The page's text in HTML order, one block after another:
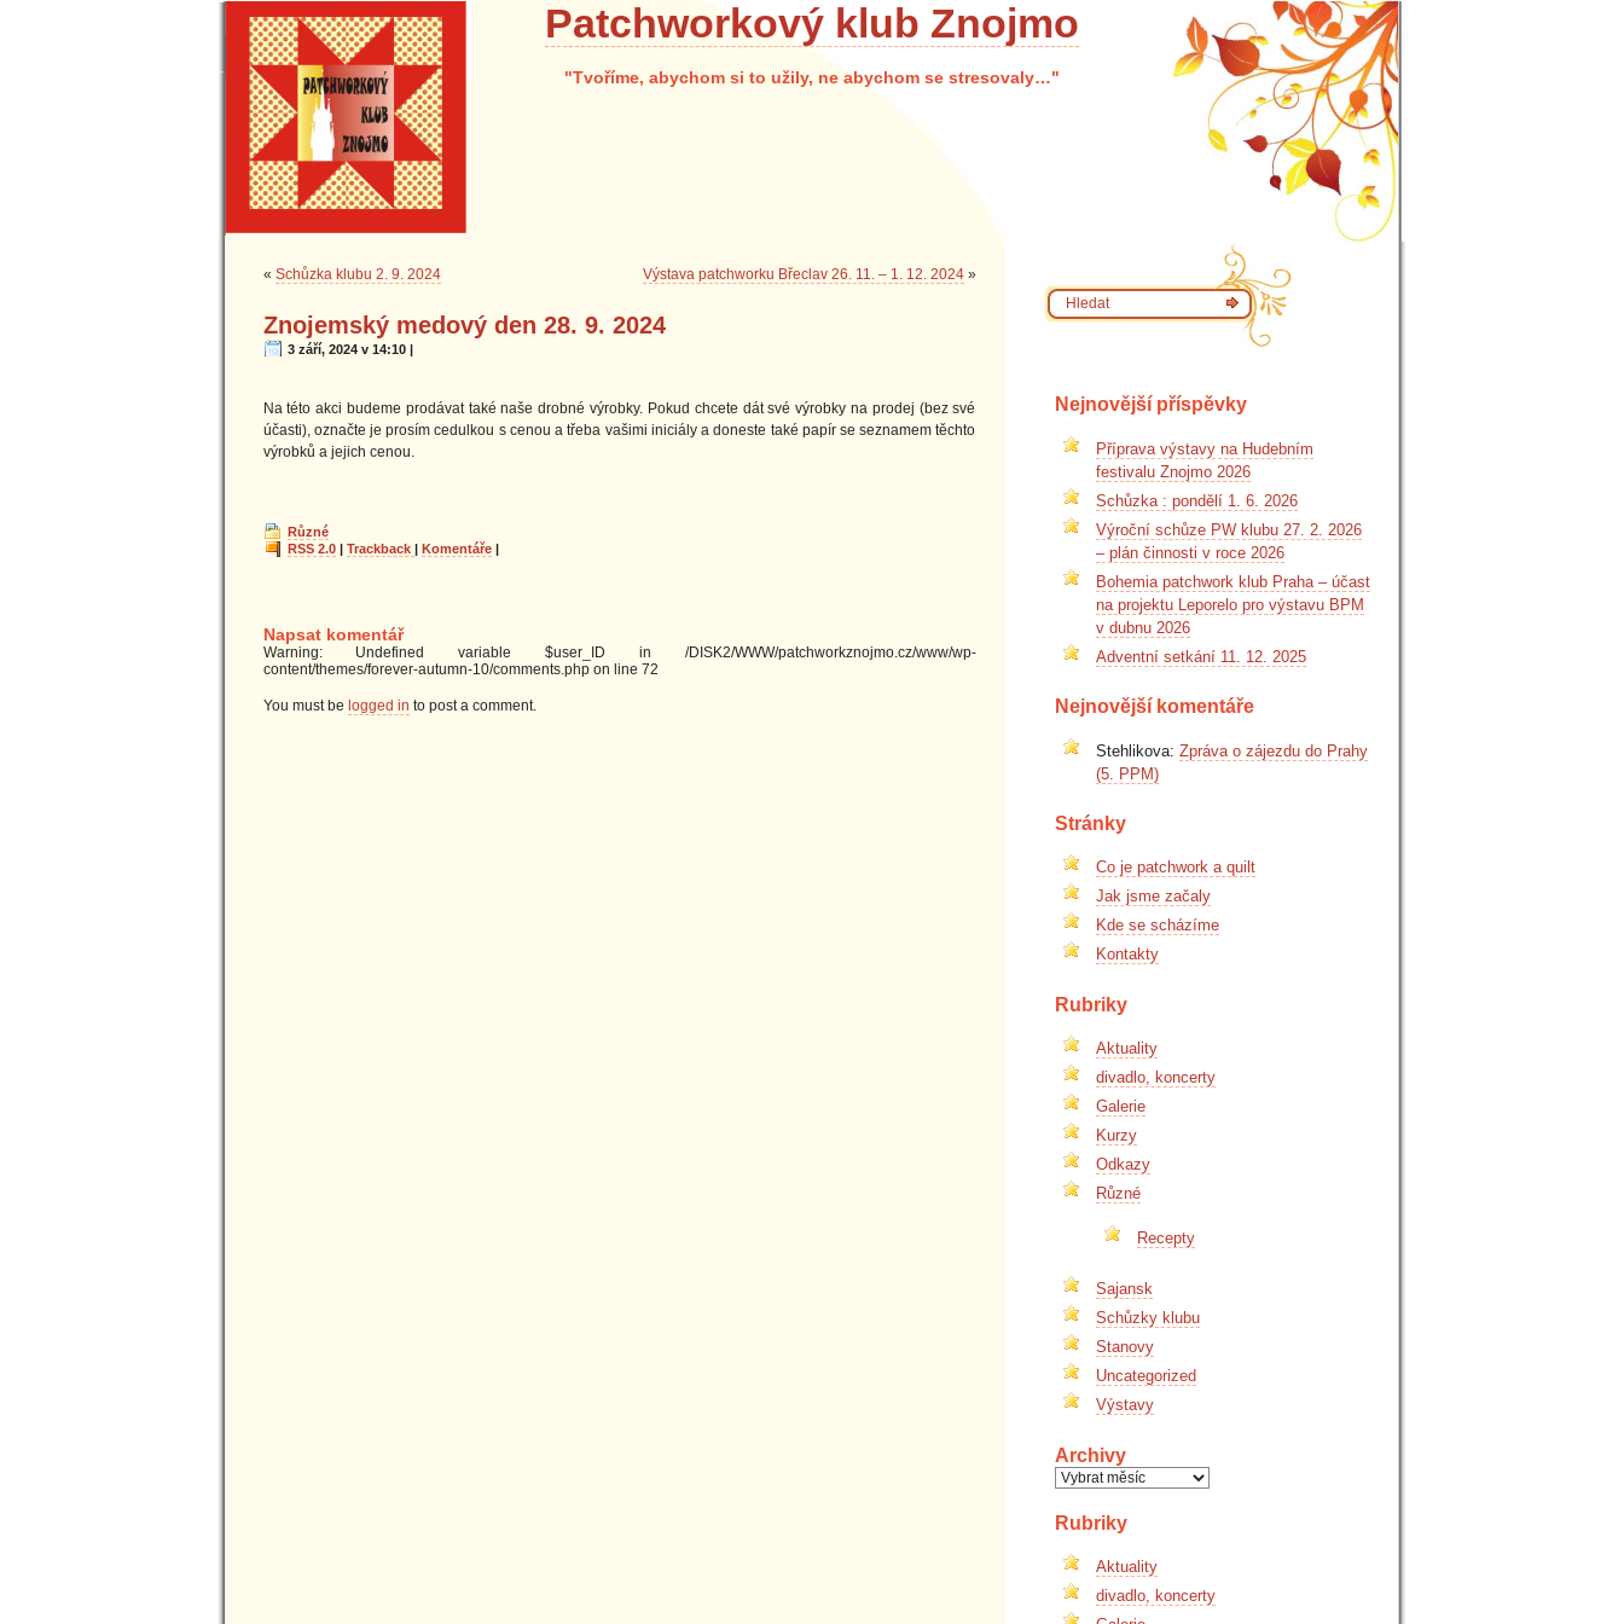
Patchworkový klub Znojmo
"Tvoříme, abychom si to užily, ne abychom se stresovaly…"
« Schůzka klubu 2. 9. 2024 Výstava patchworku Břeclav 26. 11. – 1. 12. 2024»
Znojemský medový den 28. 9. 2024
3 září, 2024 v 14:10 |
Na této akci budeme prodávat také naše drobné výrobky. Pokud chcete dát své výrobky na prodej (bez své
účasti), označte je prosím cedulkou s cenou a třeba vašimi iniciály a doneste také papír se seznamem těchto
výrobků a jejich cenou.
Různé
RSS 2.0| Trackback | Komentáře|
Napsat komentář
Warning: Undefined variable $user_ID in /DISK2/WWW/patchworkznojmo.cz/www/wp-
content/themes/forever-autumn-10/comments.php on line 72
You must be logged in to post a comment.
Nejnovější příspěvky
Příprava výstavy na Hudebním
festivalu Znojmo 2026
Schůzka : pondělí 1. 6. 2026
Výroční schůze PW klubu 27. 2. 2026
– plán činnosti v roce 2026
Bohemia patchwork klub Praha – účast
na projektu Leporelo pro výstavu BPM
v dubnu 2026
Adventní setkání 11. 12. 2025
Nejnovější komentáře
Stehlikova: Zpráva o zájezdu do Prahy
(5. PPM)
Stránky
Co je patchwork a quilt
Jak jsme začaly
Kde se scházíme
Kontakty
Rubriky
Aktuality
divadlo, koncerty
Galerie
Kurzy
Odkazy
Různé
Recepty
Sajansk
Schůzky klubu
Stanovy
Uncategorized
Výstavy
Archivy
Archivy
Rubriky
Aktuality
divadlo, koncerty